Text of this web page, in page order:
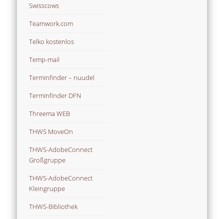
Swisscows
Teamwork.com
Telko kostenlos
Temp-mail
Terminfinder – nuudel
Terminfinder DFN
Threema WEB
THWS MoveOn
THWS-AdobeConnect
Großgruppe
THWS-AdobeConnect
Kleingruppe
THWS-Bibliothek